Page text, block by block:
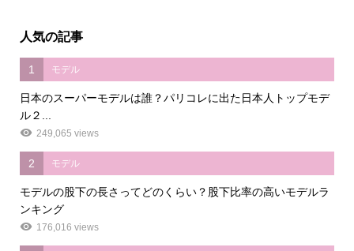
人気の記事
1 モデル
日本のスーパーモデルは誰？パリコレに出た日本人トップモデ
ル２...
249,065 views
2 モデル
モデルの股下の長さってどのくらい？股下比率の高いモデルラ
ンキング
176,016 views